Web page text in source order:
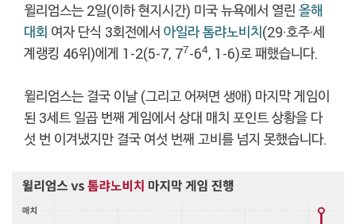
윌리엄스는 2일(이하 현지시간) 미국 뉴욕에서 열린 올해
대회 여자 단식 3회전에서 아일라 톰랴노비치(29·호주·세
계랭킹 46위)에게 1-2(5-7, 77-64, 1-6)로 패했습니다.
윌리엄스는 결국 이날 (그리고 어쩌면 생애) 마지막 게임이
된 3세트 일곱 번째 게임에서 상대 매치 포인트 상황을 다
섯 번 이겨냈지만 결국 여섯 번째 고비를 넘지 못했습니다.